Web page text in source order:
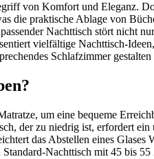
von Komfort und Eleganz.
praktische Ablage von
Nachttisch stört nicht
vielfältige Nachttisch-
Schlafzimmer gestalten
um eine bequeme
der zu niedrig ist, erfordert
das Abstellen eines
Nachttisch mit 45 bis